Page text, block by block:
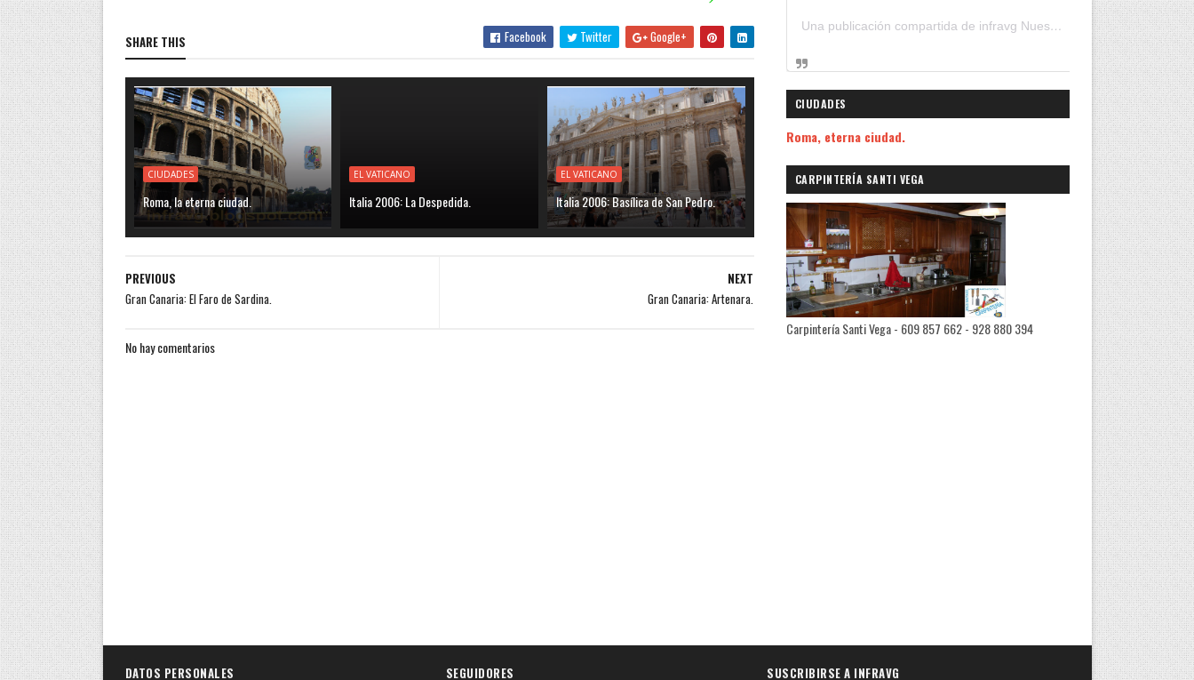
SHARE THIS Facebook Twitter Google+
CIUDADES
Roma, la eterna ciudad.
EL VATICANO
Italia 2006: La Despedida.
EL VATICANO
Italia 2006: Basílica de San Pedro.
NEXT
Gran Canaria: Artenara.
PREVIOUS
Gran Canaria: El Faro de Sardina.
No hay comentarios
Una publicación compartida de infravg Nuestros Viajes (@infravg)
CIUDADES
Roma, eterna ciudad.
CARPINTERÍA SANTI VEGA
Carpintería Santi Vega - 609 857 662 - 928 880 394
DATOS PERSONALES SEGUIDORES SUSCRIBIRSE A INFRAVG